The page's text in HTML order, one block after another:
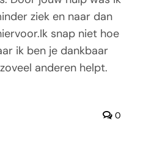
ziek en naar dan
snap niet hoe
ik ben je dankbaar
anderen helpt.
0